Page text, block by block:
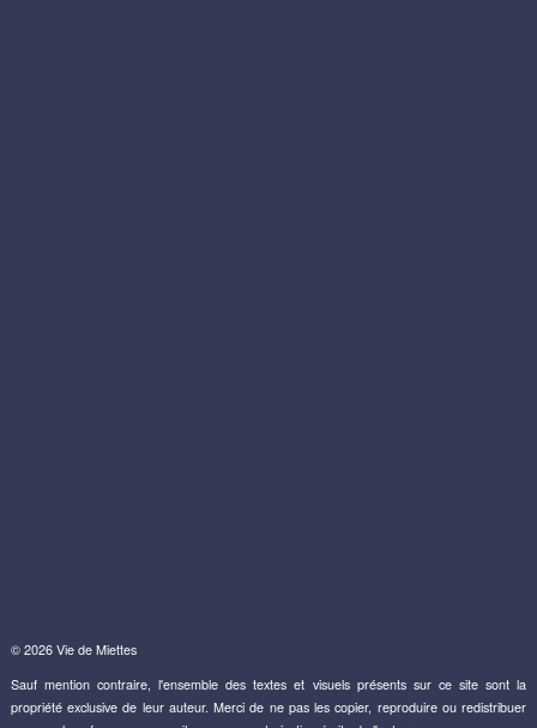
© 2026 Vie de Miettes
Sauf mention contraire, l'ensemble des textes et visuels présents sur ce site sont la
propriété exclusive de leur auteur. Merci de ne pas les copier, reproduire ou redistribuer